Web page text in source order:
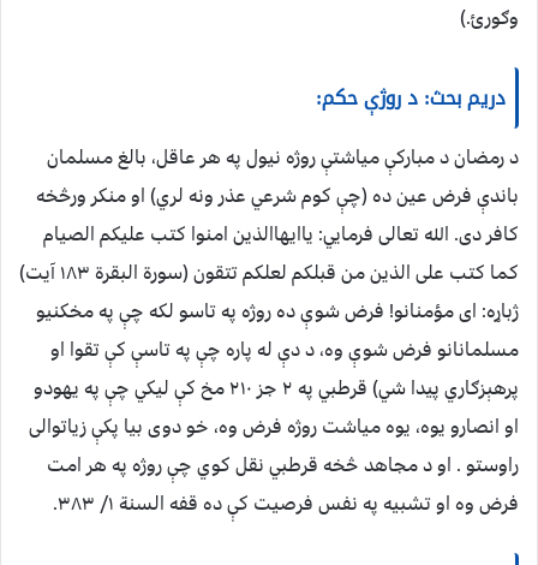
وګورئ.)
دریم بحث: د روژې حکم:
د رمضان د مبارکې میاشتې روژه نیول په هر عاقل، بالغ مسلمان
باندې فرض عین ده (چې کوم شرعي عذر ونه لري) او منکر ورڅخه
کافر دی. الله تعالی فرمايي: یاایهاالذین امنوا کتب علیکم الصیام
کما کتب علی الذین من قبلکم لعلکم تتقون (سورة البقرة ۱۸۳ آیت)
ژباړه: ای مؤمنانو! فرض شوې ده روژه په تاسو لکه چې په مخکنیو
مسلمانانو فرض شوې وه، د دې له پاره چې په تاسې کې تقوا او
پرهېزګاري پیدا شي) قرطبي په ۲ جز ۲۱۰ مخ کې لیکي چې په یهودو
او انصارو یوه، یوه میاشت روژه فرض وه، خو دوی بیا پکې زیاتوالی
راوستو . او د مجاهد څخه قرطبي نقل کوي چې روژه په هر امت
فرض وه او تشبیه په نفس فرصیت کې ده قفه السنة ۱/ ۳۸۳.